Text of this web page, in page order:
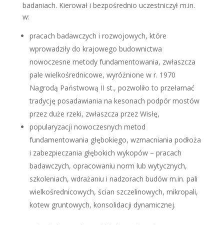
badaniach. Kierował i bezpośrednio uczestniczył m.in.
w:
pracach badawczych i rozwojowych, które
wprowadziły do krajowego budownictwa
nowoczesne metody fundamentowania, zwłaszcza
pale wielkośrednicowe, wyróżnione w r. 1970
Nagrodą Państwową II st., pozwoliło to przełamać
tradycję posadawiania na kesonach podpór mostów
przez duże rzeki, zwłaszcza przez Wisłę,
popularyzacji nowoczesnych metod
fundamentowania głębokiego, wzmacniania podłoża
i zabezpieczania głębokich wykopów – pracach
badawczych, opracowaniu norm lub wytycznych,
szkoleniach, wdrażaniu i nadzorach budów m.in. pali
wielkośrednicowych, ścian szczelinowych, mikropali,
kotew gruntowych, konsolidacji dynamicznej.